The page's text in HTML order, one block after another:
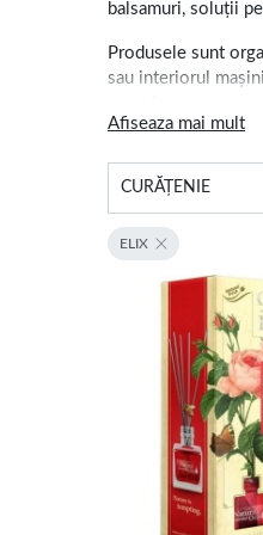
balsamuri, soluții
Produsele sunt
sau interiorul
Pentru îngrijirea
produse destinate
Odorizantele de
cuprinde branduri
Fiecare produs
trebuie păstrate
Afiseaza mai mult
CURĂȚENIE
ELIX